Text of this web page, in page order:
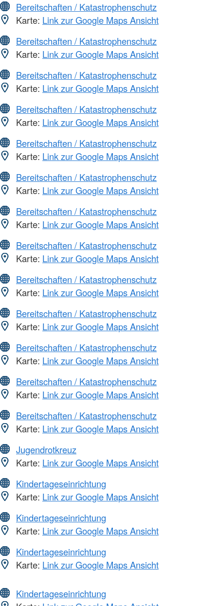
Bereitschaften / Katastrophenschutz
Karte: Link zur Google Maps Ansicht
Bereitschaften / Katastrophenschutz
Karte: Link zur Google Maps Ansicht
Bereitschaften / Katastrophenschutz
Karte: Link zur Google Maps Ansicht
Bereitschaften / Katastrophenschutz
Karte: Link zur Google Maps Ansicht
Bereitschaften / Katastrophenschutz
Karte: Link zur Google Maps Ansicht
Bereitschaften / Katastrophenschutz
Karte: Link zur Google Maps Ansicht
Bereitschaften / Katastrophenschutz
Karte: Link zur Google Maps Ansicht
Bereitschaften / Katastrophenschutz
Karte: Link zur Google Maps Ansicht
Bereitschaften / Katastrophenschutz
Karte: Link zur Google Maps Ansicht
Bereitschaften / Katastrophenschutz
Karte: Link zur Google Maps Ansicht
Bereitschaften / Katastrophenschutz
Karte: Link zur Google Maps Ansicht
Bereitschaften / Katastrophenschutz
Karte: Link zur Google Maps Ansicht
Bereitschaften / Katastrophenschutz
Karte: Link zur Google Maps Ansicht
Jugendrotkreuz
Karte: Link zur Google Maps Ansicht
Kindertageseinrichtung
Karte: Link zur Google Maps Ansicht
Kindertageseinrichtung
Karte: Link zur Google Maps Ansicht
Kindertageseinrichtung
Karte: Link zur Google Maps Ansicht
Kindertageseinrichtung